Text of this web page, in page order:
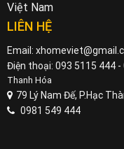
Việt Nam
LIÊN HỆ
Email:
Điện thoại: 093 5115 444 -
Thanh Hóa
79 Lý Nam Đế, P.Hạc
0981 549 444